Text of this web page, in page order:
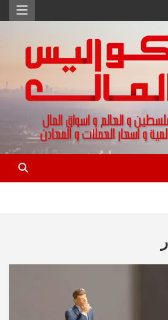
و تقارير اسواق المال و العملات